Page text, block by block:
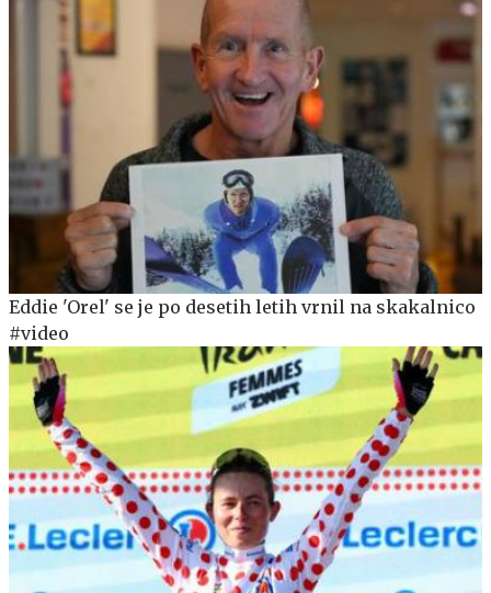
Eddie 'Orel' se je po desetih letih vrnil na skakalnico
#video